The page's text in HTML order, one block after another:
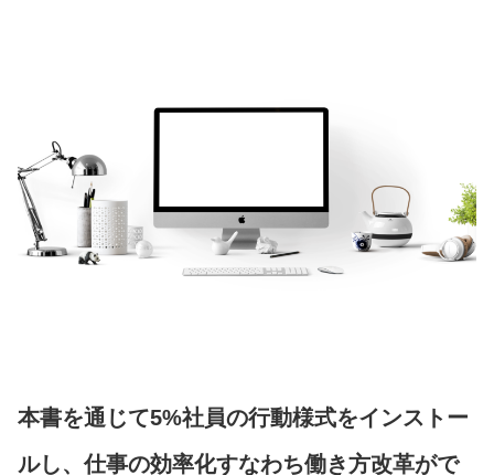
本書を通じて5%社員の行動様式をインストー
ルし、仕事の効率化すなわち働き方改革がで